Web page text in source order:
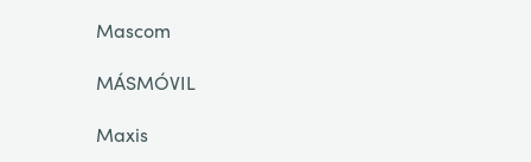
Mascom
MÁSMÓVIL
Maxis